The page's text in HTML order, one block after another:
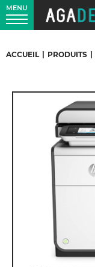
MENU
ACCUEIL PRODUITS